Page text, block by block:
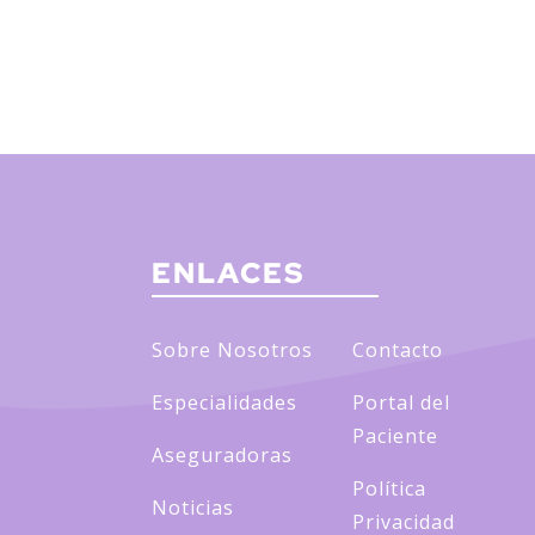
ENLACES
Sobre Nosotros
Especialidades
Aseguradoras
Noticias
Contacto
Portal del
Paciente
Política
Privacidad